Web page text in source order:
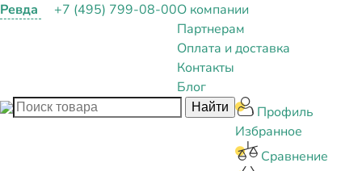
Ревда +7 (495) 799-08-00О компании
Партнерам
Оплата и доставка
Контакты
Блог
Профиль
Избранное
Сравнение